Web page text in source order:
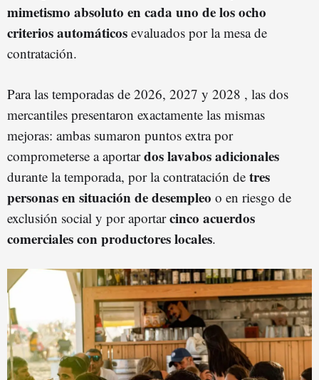
mimetismo absoluto en cada uno de los ocho
criterios automáticos evaluados por la mesa de
contratación.
Para las temporadas de 2026, 2027 y 2028 , las dos
mercantiles presentaron exactamente las mismas
mejoras: ambas sumaron puntos extra por
comprometerse a aportardos lavabos adicionales
durante la temporada, por la contratación de tres
personas en situación de desempleo o en riesgo de
exclusión social y por aportarcinco acuerdos
comerciales con productores locales.